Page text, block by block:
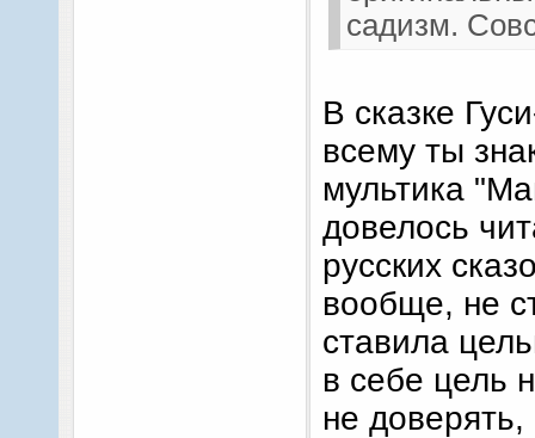
садизм.
В сказке
всему ты
мультика
довелось
русских
вообще, не
ставила
в себе цель
не